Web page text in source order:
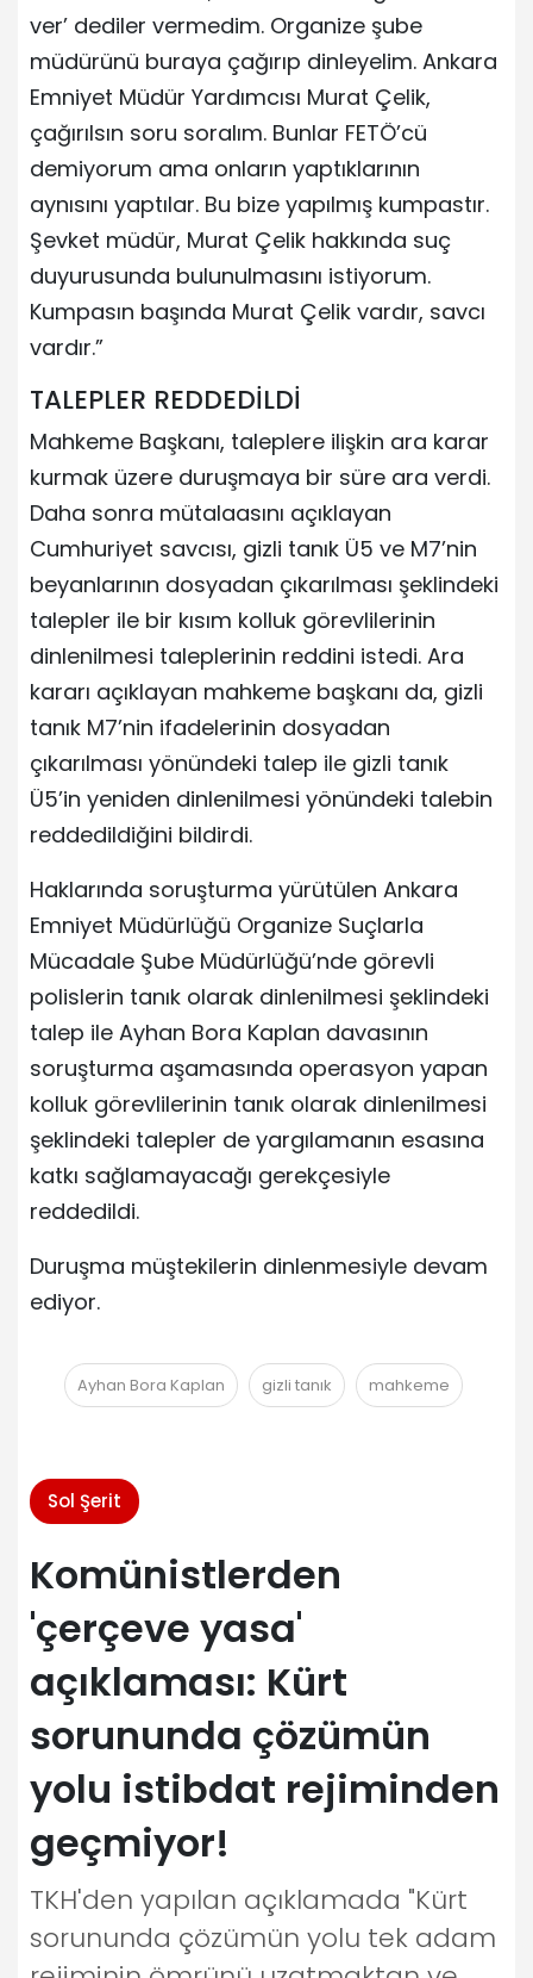
ver’ dediler vermedim. Organize şube
müdürünü buraya çağırıp dinleyelim. Ankara
Emniyet Müdür Yardımcısı Murat Çelik,
çağırılsın soru soralım. Bunlar FETÖ’cü
demiyorum ama onların yaptıklarının
aynısını yaptılar. Bu bize yapılmış kumpastır.
Şevket müdür, Murat Çelik hakkında suç
duyurusunda bulunulmasını istiyorum.
Kumpasın başında Murat Çelik vardır, savcı
vardır.”
TALEPLER REDDEDİLDİ
Mahkeme Başkanı, taleplere ilişkin ara karar
kurmak üzere duruşmaya bir süre ara verdi.
Daha sonra mütalaasını açıklayan
Cumhuriyet savcısı, gizli tanık Ü5 ve M7’nin
beyanlarının dosyadan çıkarılması şeklindeki
talepler ile bir kısım kolluk görevlilerinin
dinlenilmesi taleplerinin reddini istedi. Ara
kararı açıklayan mahkeme başkanı da, gizli
tanık M7’nin ifadelerinin dosyadan
çıkarılması yönündeki talep ile gizli tanık
Ü5’in yeniden dinlenilmesi yönündeki talebin
reddedildiğini bildirdi.
Haklarında soruşturma yürütülen Ankara
Emniyet Müdürlüğü Organize Suçlarla
Mücadale Şube Müdürlüğü’nde görevli
polislerin tanık olarak dinlenilmesi şeklindeki
talep ile Ayhan Bora Kaplan davasının
soruşturma aşamasında operasyon yapan
kolluk görevlilerinin tanık olarak dinlenilmesi
şeklindeki talepler de yargılamanın esasına
katkı sağlamayacağı gerekçesiyle
reddedildi.
Duruşma müştekilerin dinlenmesiyle devam
ediyor.
Ayhan Bora Kaplan gizli tanık mahkeme
Sol Şerit
Komünistlerden
'çerçeve yasa'
açıklaması: Kürt
sorununda çözümün
yolu istibdat rejiminden
geçmiyor!
TKH'den yapılan açıklamada "Kürt
sorununda çözümün yolu tek adam